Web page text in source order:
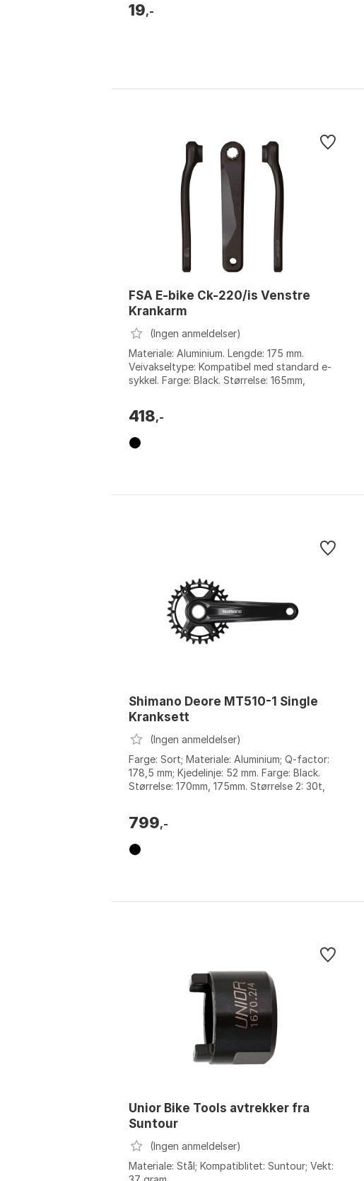
19,-
FSA E-bike Ck-220/is Venstre
Krankarm
(Ingen anmeldelser)
Materiale: Aluminium. Lengde: 175 mm.
Veivakseltype: Kompatibel med standard e-
sykkel. Farge: Black. Størrelse: 165mm,
418,-
Shimano Deore MT510-1 Single
Kranksett
(Ingen anmeldelser)
Farge: Sort; Materiale: Aluminium; Q-factor:
178,5 mm; Kjedelinje: 52 mm. Farge: Black.
Størrelse: 170mm, 175mm. Størrelse 2: 30t,
799,-
Unior Bike Tools avtrekker fra
Suntour
(Ingen anmeldelser)
Materiale: Stål; Kompatiblitet: Suntour; Vekt: